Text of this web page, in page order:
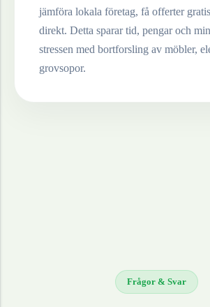
jämföra lokala företag, få offerter
direkt. Detta sparar tid, pengar och
stressen med bortforsling av möbler,
grovsopor.
Frågor & Svar